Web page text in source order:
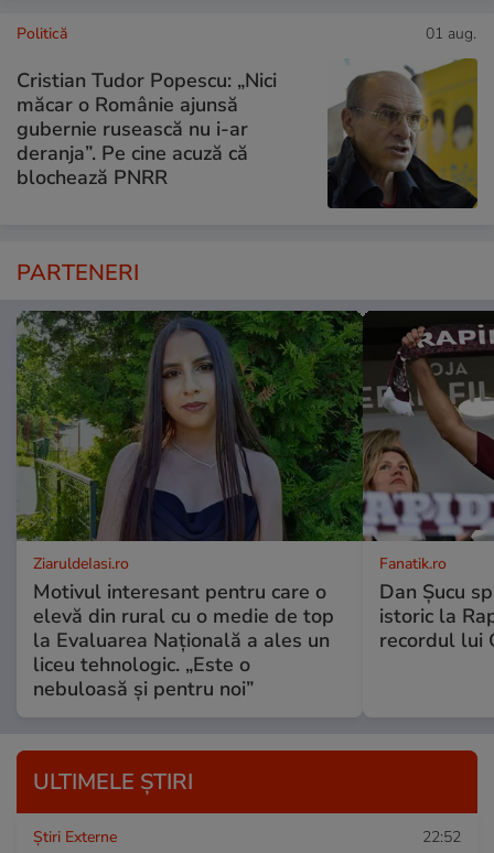
Politică 01 aug.
Cristian Tudor Popescu: „Nici
măcar o Românie ajunsă
gubernie rusească nu i-ar
deranja”. Pe cine acuză că
blochează PNRR
PARTENERI
ZiaruldeIasi.ro
Motivul interesant pentru care o
elevă din rural cu o medie de top
la Evaluarea Națională a ales un
liceu tehnologic. „Este o
nebuloasă și pentru noi”
Fanatik.ro
Dan Șucu
istoric la
recordul lui
ULTIMELE ȘTIRI
Știri Externe 22:52